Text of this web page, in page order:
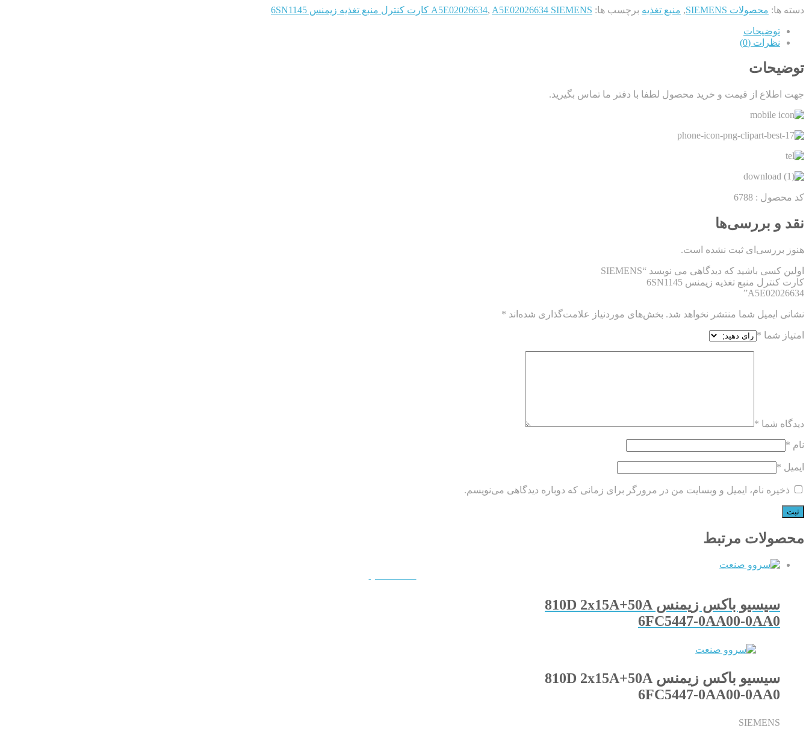
دسته ها: محصولات SIEMENS , منبع تغذیه برچسب ها: A5E02026634, A5E02026634 SIEMENS کارت کنترل منبع تغذیه زیمنس 6SN1145
توضیحات
نظرات (0)
توضیحات
جهت اطلاع از قیمت و خرید محصول لطفا با دفتر ما تماس بگیرید.
کد محصول : 6788
نقد و بررسی‌ها
هنوز بررسی‌ای ثبت نشده است.
اولین کسی باشید که دیدگاهی می نویسد “SIEMENS
کارت کنترل منبع تغذیه زیمنس 6SN1145
A5E02026634”
نشانی ایمیل شما منتشر نخواهد شد. بخش‌های موردنیاز علامت‌گذاری شده‌اند *
امتیاز شما *
دیدگاه شما *
نام *
ایمیل *
ذخیره نام، ایمیل و وبسایت من در مرورگر برای زمانی که دوباره دیدگاهی می‌نویسم.
محصولات مرتبط
سیسیو باکس زیمنس 810D 2x15A+50A
6FC5447-0AA00-0AA0
سیسیو باکس زیمنس 810D 2x15A+50A
6FC5447-0AA00-0AA0
SIEMENS